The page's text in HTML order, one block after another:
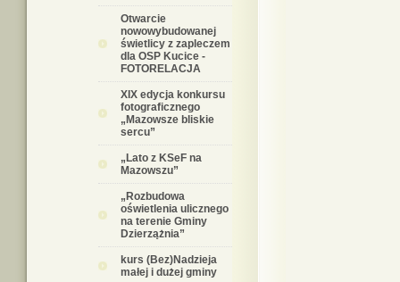
Otwarcie
nowowybudowanej
świetlicy z zapleczem
dla OSP Kucice -
FOTORELACJA
XIX edycja konkursu
fotograficznego
„Mazowsze bliskie
sercu”
„Lato z KSeF na
Mazowszu”
„Rozbudowa
oświetlenia ulicznego
na terenie Gminy
Dzierzążnia”
kurs (Bez)Nadzieja
małej i dużej gminy